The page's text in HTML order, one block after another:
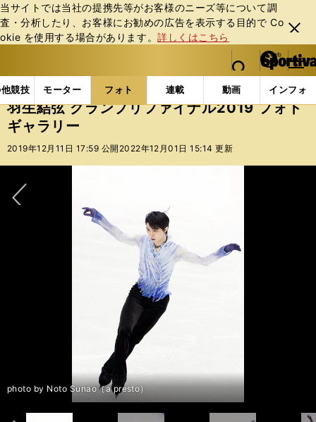
当サイトでは当社の提携先等がお客様のニーズ等について調
査・分析したり、お客様にお勧めの広告を表⽰する⽬的で Co
okie を使⽤する場合があります。詳しくはこちら
閉じ
る
web Sportiva (webスポルティーバ)
検索
マイペ
ー
ジ
メニュ
競技 モーター フォト 連載 動画 インフォ
b
ス
ポ
ル
バ
フォトギャラリー コラムフォト 羽生結弦 グランプ
羽生結弦 グランプリファイナル2019 フォト
ギャラリー
2019年12月11日 17:59 公開 2022年12月01日 15:14 更新
photo by Noto Sunao（a presto）
photo by Noto Sunao（a presto）
前へ